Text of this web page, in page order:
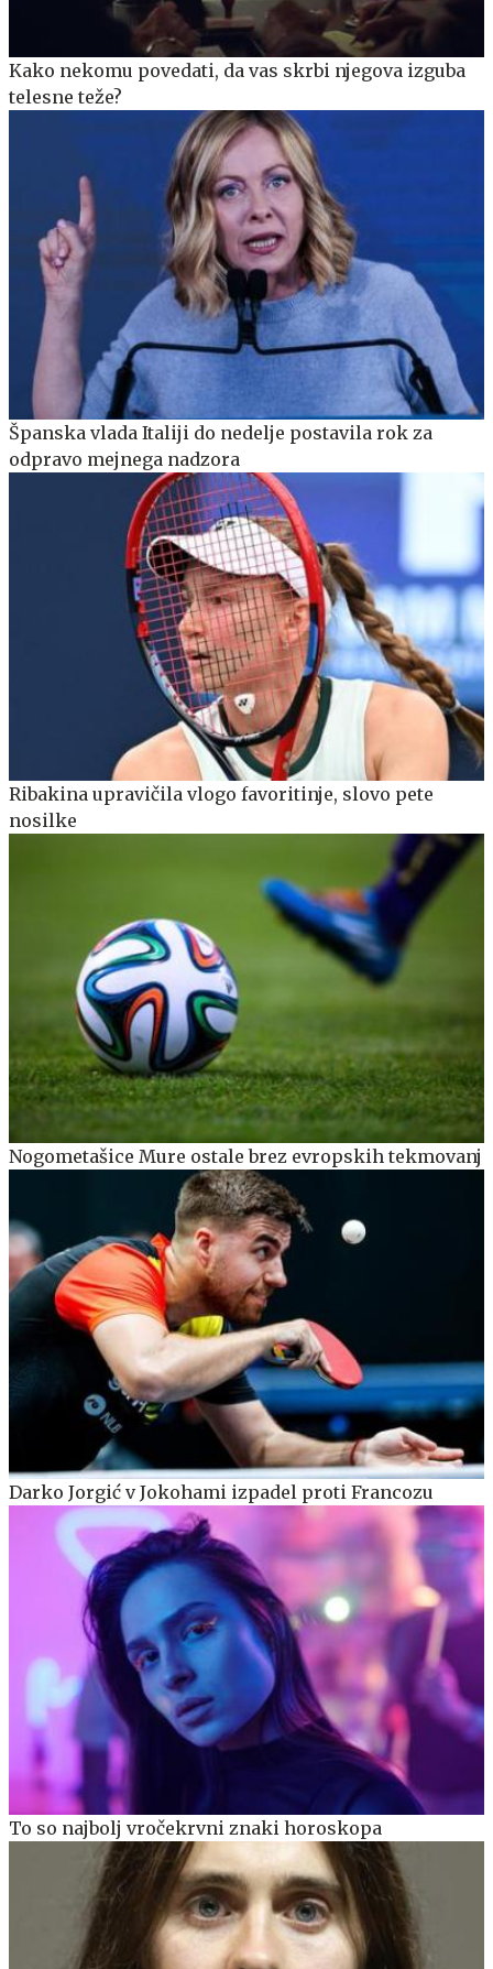
Kako nekomu povedati, da vas skrbi njegova izguba
telesne teže?
Španska vlada Italiji do nedelje postavila rok za
odpravo mejnega nadzora
Ribakina upravičila vlogo favoritinje, slovo pete
nosilke
Nogometašice Mure ostale brez evropskih tekmovanj
Darko Jorgić v Jokohami izpadel proti Francozu
To so najbolj vročekrvni znaki horoskopa